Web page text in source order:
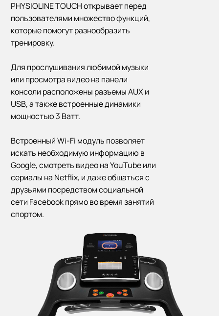
PHYSIOLINE TOUCH открывает перед
пользователями множество функций,
которые помогут разнообразить
тренировку.
Для прослушивания любимой музыки
или просмотра видео на панели
консоли расположены разъемы AUX и
USB, а также встроенные динамики
мощностью 3 Ватт.
Встроенный Wi-Fi модуль позволяет
искать необходимую информацию в
Google, смотреть видео на YouTube или
сериалы на Netflix, и даже общаться с
друзьями посредством социальной
сети Facebook прямо во время занятий
спортом.